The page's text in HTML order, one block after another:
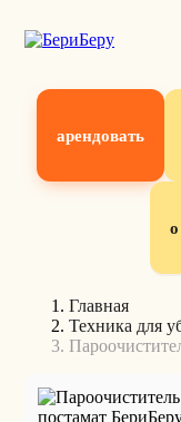
арендовать
Главная
Техника для